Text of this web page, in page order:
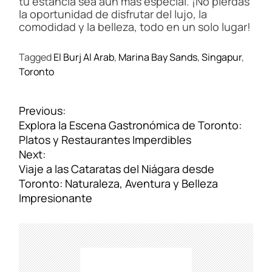
la oportunidad de disfrutar del lujo, la
comodidad y la belleza, todo en un solo lugar!
TaggedEl Burj Al Arab, Marina Bay Sands,Singapur,
Toronto
N
a
v
e
g
a
c
ó
n
d
Previous:
Explora la Escena Gastronómica de Toronto:
Platos y Restaurantes Imperdibles
Next:
Viaje a las Cataratas del Niágara desde
Toronto: Naturaleza, Aventura y Belleza
Impresionante